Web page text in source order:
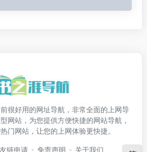
很好用的网址导航，非常全面的上网导
网站，为您提供方便快捷的网站导航，
门网站，让您的上网体验更快捷。
友链申请 免责声明 关于我们